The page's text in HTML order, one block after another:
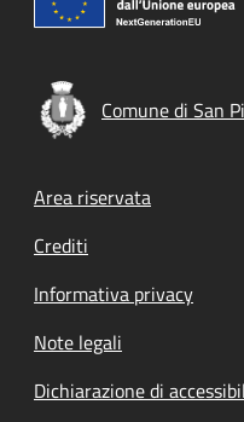
Comune di San
Footer menu
Area riservata
Crediti
Informativa privacy
Note legali
Dichiarazione di